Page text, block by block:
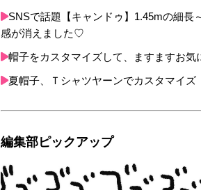
SNSで話題【キャンドゥ】1.45mの細
感が消えました♡
帽子をカスタマイズして、ますますお気
夏帽子、Ｔシャツヤーンでカスタマイズ
編集部ピックアップ